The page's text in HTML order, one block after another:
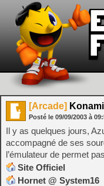
[Arcade]
Posté le 09/09/2003 à
Il y as quelques jours,
accompagné de ses
l’émulateur de permet
Site Officiel
Hornet @ System16